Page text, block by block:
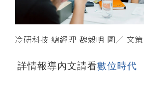
冷研科技 總經理 魏毅明 圖／ 文
詳情報導內文請看數位時代